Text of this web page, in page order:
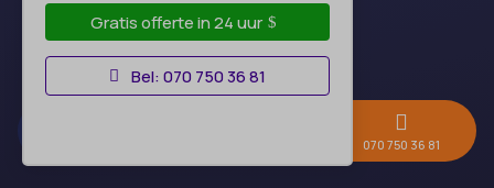
Gratis offerte in 24 uur
Bel: 070 750 36 81
Hoofdkantoor

070 750 36 81